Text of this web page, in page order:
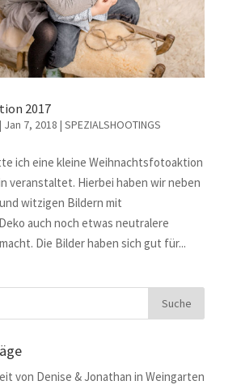
2017
| Jan 7, 2018 | SPEZIALSHOOTINGS
ich eine kleine Weihnachtsfotoaktion
veranstaltet. Hierbei haben wir neben
witzigen Bildern mit
auch noch etwas neutralere
Die Bilder haben sich gut für...
von Denise & Jonathan in Weingarten